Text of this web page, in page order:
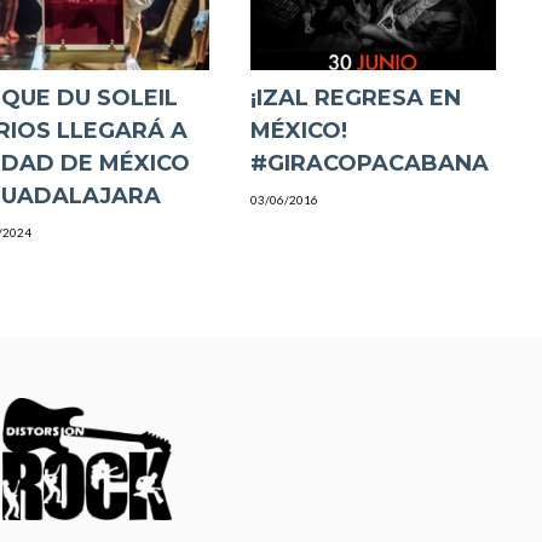
DU SOLEIL
LLEGARÁ A
DE MÉXICO
¡IZAL REGRESA EN
MÉXICO!
03/06/2016